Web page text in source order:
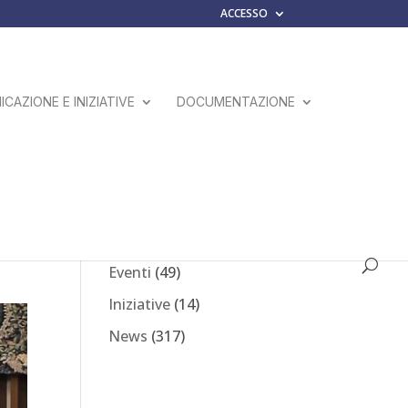
ACCESSO
E INIZIATIVE DOCUMENTAZIONE
Eventi (49)
Iniziative (14)
News (317)